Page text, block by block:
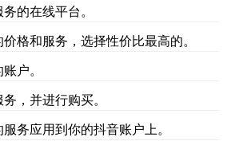
的在线平台。
格和服务，选择性价比最高的。
户。
，并进行购买。
务应用到你的抖音账户上。